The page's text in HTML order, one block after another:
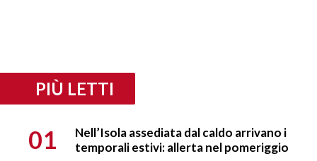
PIÙ LETTI
01
Nell’Isola assediata dal caldo arrivano i
temporali estivi: allerta nel pomeriggio